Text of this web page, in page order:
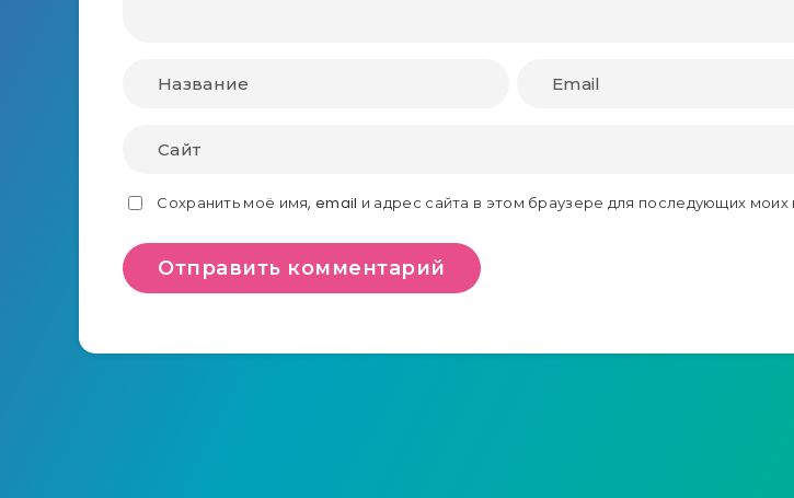
Сохранить моё имя, email и адрес сайта в этом браузере для последующих